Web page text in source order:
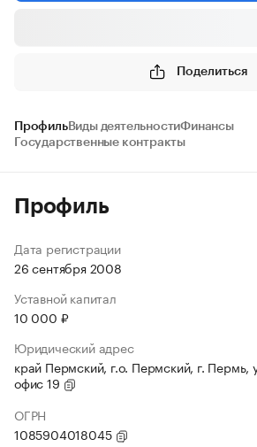
Поделиться
ПрофильВиды деятельностиФинансы
Государственные контракты
Профиль
Дата регистрации
26 сентября 2008
Уставной капитал
10 000 ₽
Юридический адрес
край Пермский, г.о. Пермский, г. Пермь,
офис 19
ОГРН
1085904018045